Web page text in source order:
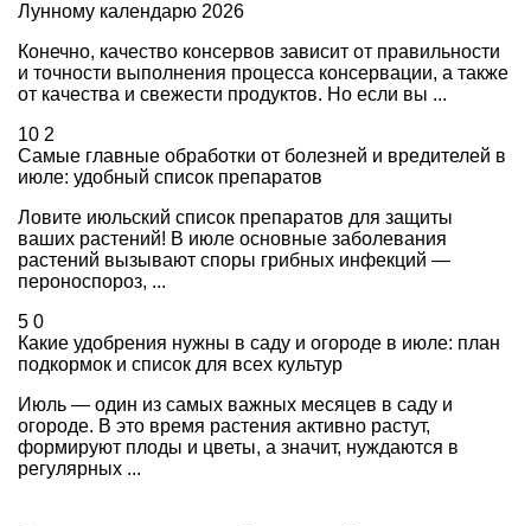
Лунному календарю 2026
Конечно, качество консервов зависит от правильности
и точности выполнения процесса консервации, а также
от качества и свежести продуктов. Но если вы ...
10 2
Самые главные обработки от болезней и вредителей в
июле: удобный список препаратов
Ловите июльский список препаратов для защиты
ваших растений! В июле основные заболевания
растений вызывают споры грибных инфекций —
пероноспороз, ...
5 0
Какие удобрения нужны в саду и огороде в июле: план
подкормок и список для всех культур
Июль — один из самых важных месяцев в саду и
огороде. В это время растения активно растут,
формируют плоды и цветы, а значит, нуждаются в
регулярных ...